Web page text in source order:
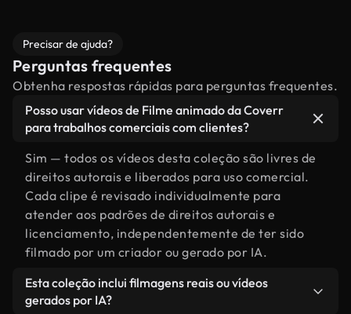
Precisar de ajuda?
Perguntas frequentes
Obtenha respostas rápidas para perguntas frequentes.
Posso usar vídeos de Filme animado da Coverr
para trabalhos comerciais com clientes?
Sim — todos os vídeos desta coleção são livres de
direitos autorais e liberados para uso comercial.
Cada clipe é revisado individualmente para
atender aos padrões de direitos autorais e
licenciamento, independentemente de ter sido
filmado por um criador ou gerado por IA.
Esta coleção inclui filmagens reais ou vídeos
gerados por IA?